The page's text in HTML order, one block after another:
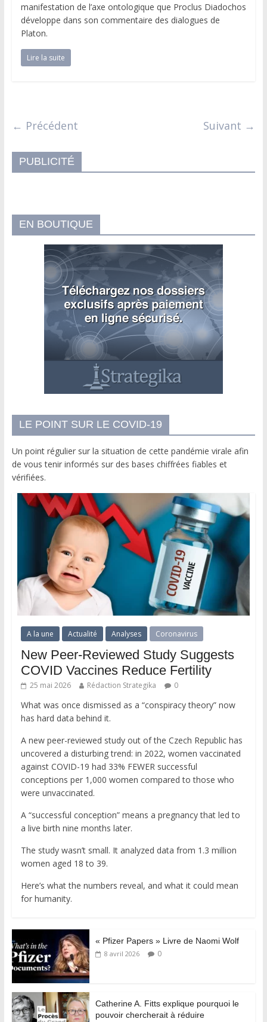
manifestation de l’axe ontologique que Proclus Diadochos
développe dans son commentaire des dialogues de
Platon.
Lire la suite
← Précédent Suivant →
PUBLICITÉ
EN BOUTIQUE
LE POINT SUR LE COVID-19
Un point régulier sur la situation de cette pandémie virale afin
de vous tenir informés sur des bases chiffrées fiables et
vérifiées.
A la une Actualité Analyses Coronavirus
New Peer-Reviewed Study Suggests
COVID Vaccines Reduce Fertility
25 mai 2026 Rédaction Strategika 0
What was once dismissed as a “conspiracy theory” now
has hard data behind it.
A new peer-reviewed study out of the Czech Republic has
uncovered a disturbing trend: in 2022, women vaccinated
against COVID-19 had 33% FEWER successful
conceptions per 1,000 women compared to those who
were unvaccinated.
A “successful conception” means a pregnancy that led to
a live birth nine months later.
The study wasn’t small. It analyzed data from 1.3 million
women aged 18 to 39.
Here’s what the numbers reveal, and what it could mean
for humanity.
« Pfizer Papers » Livre de Naomi Wolf
8 avril 2026 0
Catherine A. Fitts explique pourquoi le
pouvoir chercherait à réduire